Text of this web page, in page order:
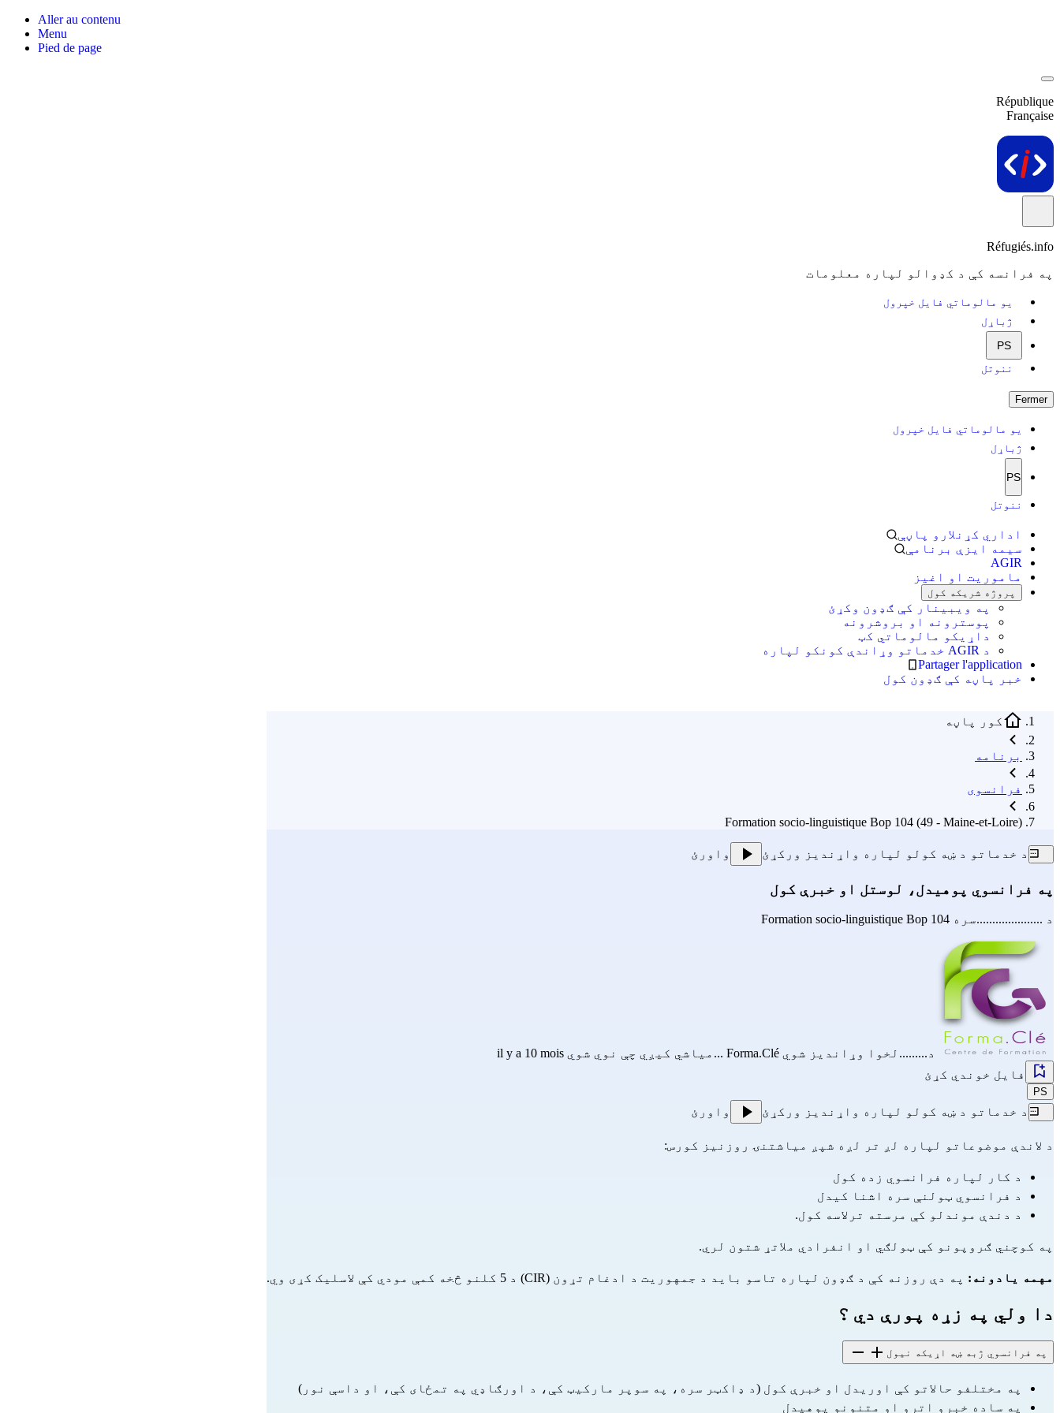
Aller au contenu
Menu
Pied de page
République
Française
Réfugiés.info
په فرانسه کې د کډوالو لپاره معلومات
یو مالوماتي فایل خپرول
ژباړل
PS
ننوتل
Fermer
یو مالوماتي فایل خپرول
ژباړل
PS
ننوتل
اداري کړنلارو پاڼې
سیمه ایزې برنامې
AGIR
ماموریت او اغیز
پروژه شریکه کول
په ویبینار کې ګډون وکړئ
پوسترونه او بروشرونه
داړیکو مالوماتي کټ
د AGIR خدماتو وړاندې کونکو لپاره
Partager l'application
خبر پاڼه کې ګډون کول
کور پاڼه
برنامه
فرانسوی
Formation socio-linguistique Bop 104 (49 - Maine-et-Loire)
د خدماتو د ښه کولو لپاره واړندیز ورکړئ واورئ
په فرانسوي پوهیدل، لوستل او خبرې کول
د .....................سره Formation socio-linguistique Bop 104
د.........لخوا وړاندیز شوي Forma.Clé ...میاشي کیږي چې نوي شوي il y a 10 mois
فایل خوندي کړئ
PS
د خدماتو د ښه کولو لپاره واړندیز ورکړئ واورئ
د لاندې موضوعاتو لپاره لږ تر لږه شپږ میاشتنۍ روزنیز کورس:
د کار لپاره فرانسوي زده کول
د فرانسوي ټولنې سره اشنا کیدل
د دندې موندلو کې مرسته ترلاسه کول.
په کوچني ګروپونو کې ټولګي او انفرادي ملاتړ شتون لري.
مهمه یادونه: په دې روزنه کې د ګډون لپاره تاسو باید د جمهوریت د ادغام تړون (CIR) د 5 کلنو څخه کمې مودي کې لاسلیک کړی وي.
دا ولي په زړه پورې دي ؟
په فرانسوي ژبه ښه اړیکه نیول
په مختلفو حالاتو کې اوریدل او خبرې کول (د ډاکټر سره، په سوپر مارکیټ کې، د اورګاډي په تمځای کې، او داسې نور)
په ساده خبرو اترو او متنونو پوهیدل